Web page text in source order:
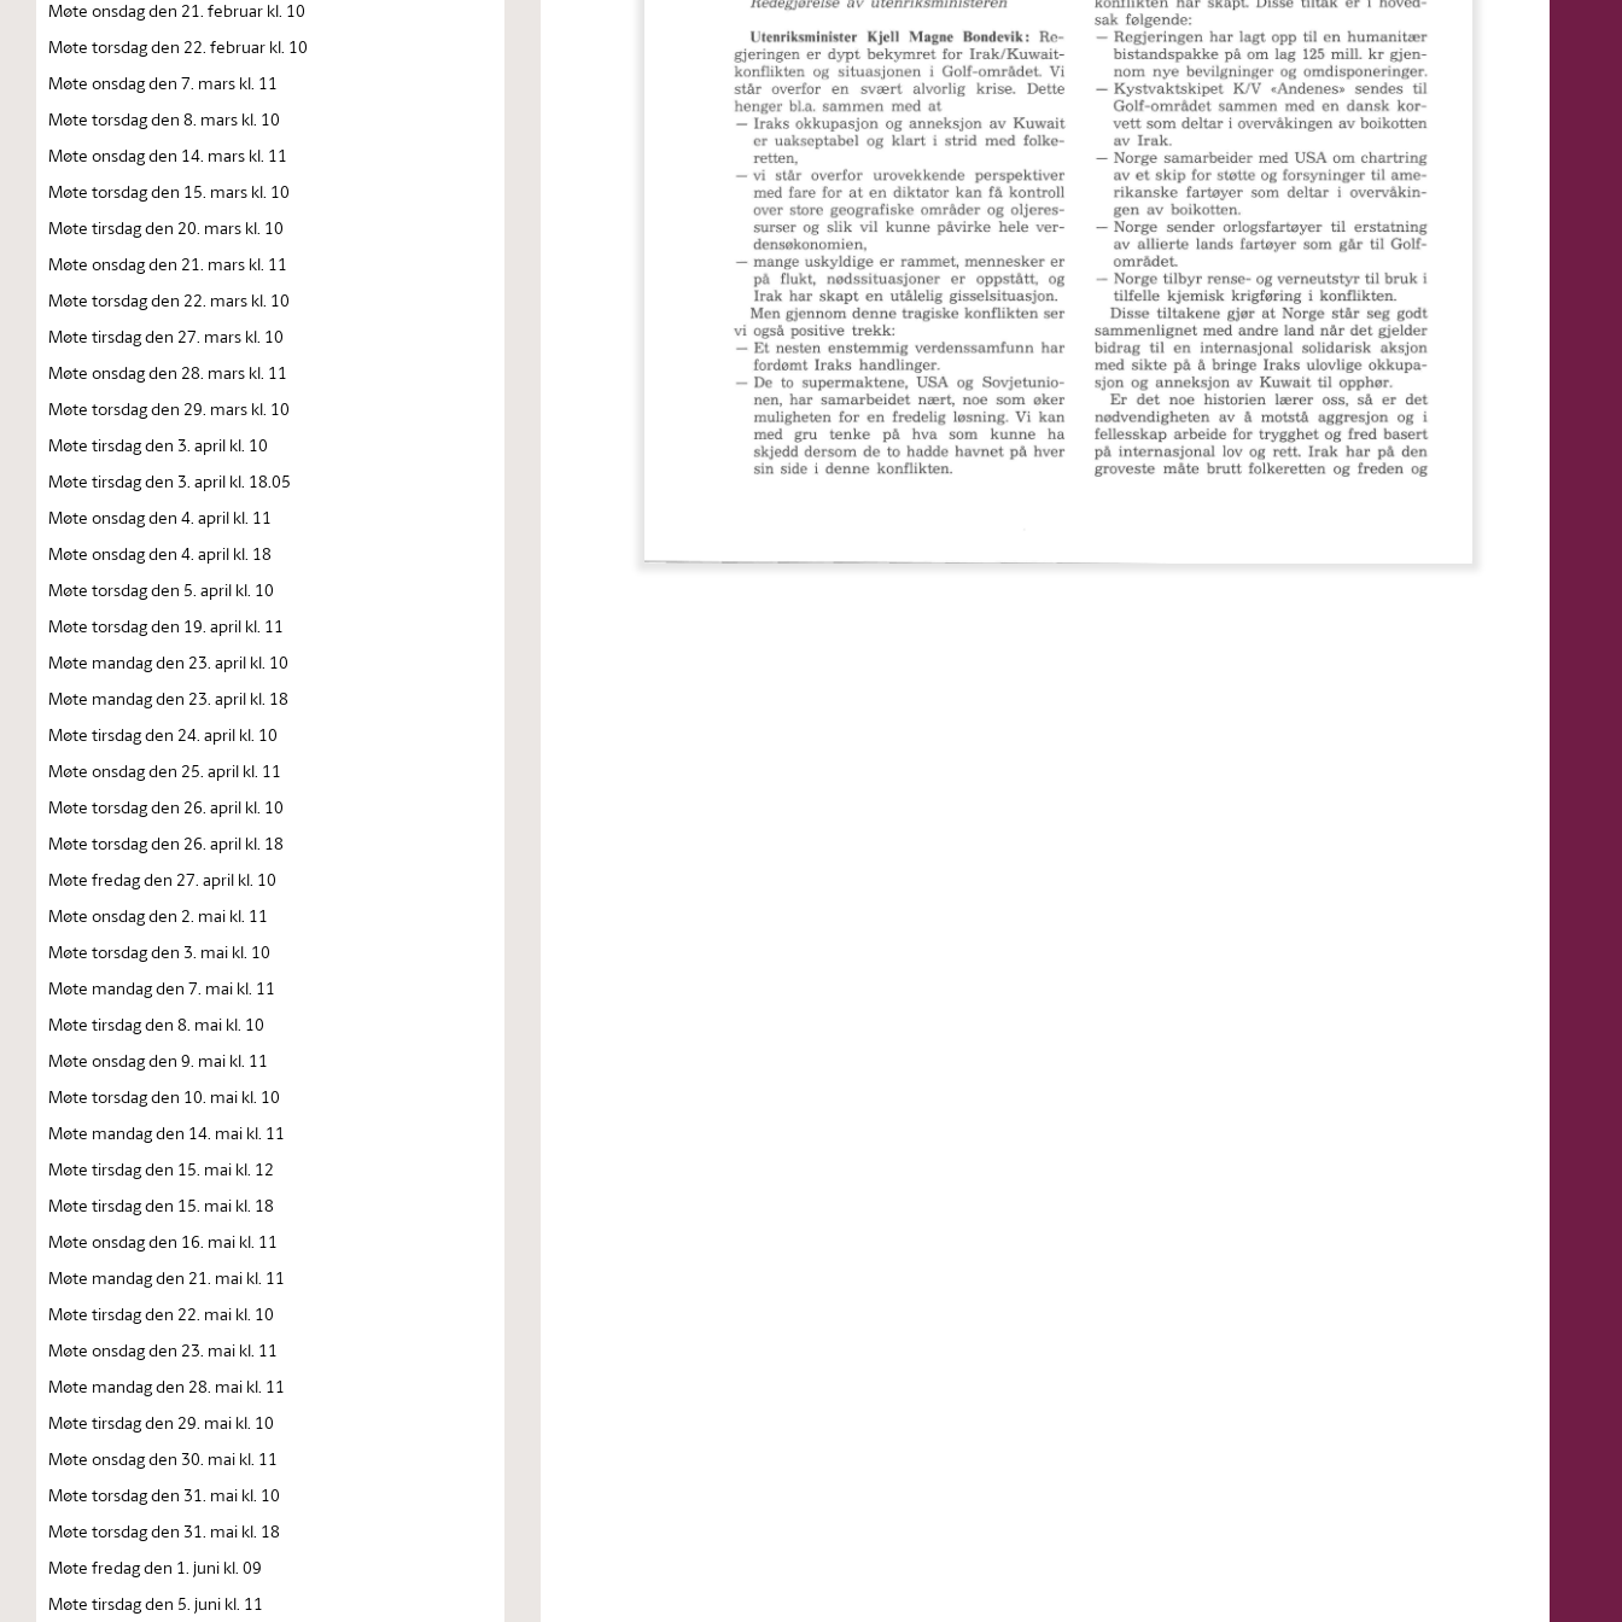
Møte onsdag den 21. februar kl. 10
Møte torsdag den 22. februar kl. 10
Møte onsdag den 7. mars kl. 11
Møte torsdag den 8. mars kl. 10
Møte onsdag den 14. mars kl. 11
Møte torsdag den 15. mars kl. 10
Møte tirsdag den 20. mars kl. 10
Møte onsdag den 21. mars kl. 11
Møte torsdag den 22. mars kl. 10
Møte tirsdag den 27. mars kl. 10
Møte onsdag den 28. mars kl. 11
Møte torsdag den 29. mars kl. 10
Møte tirsdag den 3. april kl. 10
Møte tirsdag den 3. april kl. 18.05
Møte onsdag den 4. april kl. 11
Møte onsdag den 4. april kl. 18
Møte torsdag den 5. april kl. 10
Møte torsdag den 19. april kl. 11
Møte mandag den 23. april kl. 10
Møte mandag den 23. april kl. 18
Møte tirsdag den 24. april kl. 10
Møte onsdag den 25. april kl. 11
Møte torsdag den 26. april kl. 10
Møte torsdag den 26. april kl. 18
Møte fredag den 27. april kl. 10
Møte onsdag den 2. mai kl. 11
Møte torsdag den 3. mai kl. 10
Møte mandag den 7. mai kl. 11
Møte tirsdag den 8. mai kl. 10
Møte onsdag den 9. mai kl. 11
Møte torsdag den 10. mai kl. 10
Møte mandag den 14. mai kl. 11
Møte tirsdag den 15. mai kl. 12
Møte tirsdag den 15. mai kl. 18
Møte onsdag den 16. mai kl. 11
Møte mandag den 21. mai kl. 11
Møte tirsdag den 22. mai kl. 10
Møte onsdag den 23. mai kl. 11
Møte mandag den 28. mai kl. 11
Møte tirsdag den 29. mai kl. 10
Møte onsdag den 30. mai kl. 11
Møte torsdag den 31. mai kl. 10
Møte torsdag den 31. mai kl. 18
Møte fredag den 1. juni kl. 09
Møte tirsdag den 5. juni kl. 11